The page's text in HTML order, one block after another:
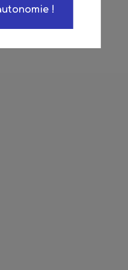
!